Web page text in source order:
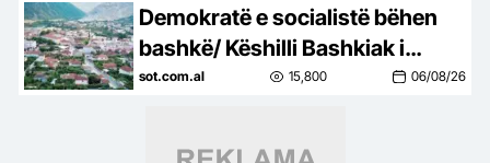
Demokratë e socialistë bëhen
bashkë/ Këshilli Bashkiak i
Këlcyrës, refuzon unanimisht
sot.com.al 15,800 06/08/26